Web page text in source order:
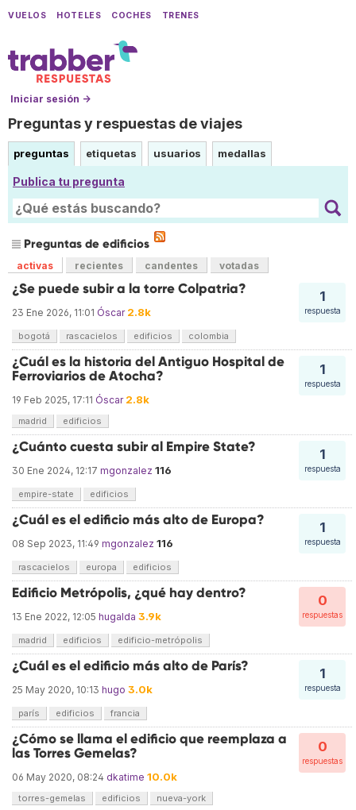
VUELOS HOTELES COCHES TRENES
Iniciar sesión →
Preguntas y respuestas de viajes
preguntas etiquetas usuarios medallas
Publica tu pregunta
Preguntas de edificios
activas recientes candentes votadas
1
respuesta
¿Se puede subir a la torre Colpatria?
23 Ene 2026, 11:01 Óscar 2.8k
bogotá rascacielos edificios colombia
1
respuesta
¿Cuál es la historia del Antiguo Hospital de
Ferroviarios de Atocha?
19 Feb 2025, 17:11 Óscar 2.8k
madrid edificios
1
respuesta
¿Cuánto cuesta subir al Empire State?
30 Ene 2024, 12:17 mgonzalez 116
empire-state edificios
1
respuesta
¿Cuál es el edificio más alto de Europa?
08 Sep 2023, 11:49 mgonzalez 116
rascacielos europa edificios
0
respuestas
Edificio Metrópolis, ¿qué hay dentro?
13 Ene 2022, 12:05 hugalda 3.9k
madrid edificios edificio-metrópolis
1
respuesta
¿Cuál es el edificio más alto de París?
25 May 2020, 10:13 hugo 3.0k
parís edificios francia
0
respuestas
¿Cómo se llama el edificio que reemplaza a
las Torres Gemelas?
06 May 2020, 08:24 dkatime 10.0k
torres-gemelas edificios nueva-york